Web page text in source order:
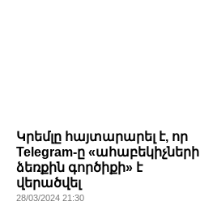
Կրեմլը հայտարարել է, որ
Telegram-ը «ահաբեկիչների
ձեռքին գործիքի» է
վերածվել
28/03/2024 21:30